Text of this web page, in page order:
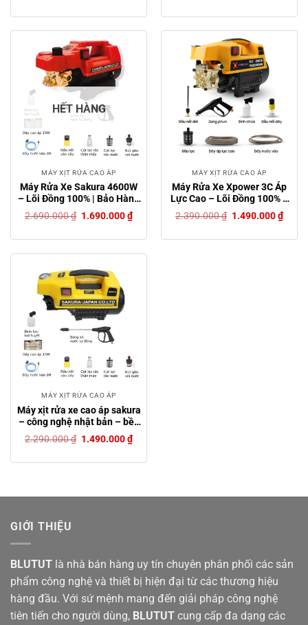
2.490.000 ₫.là:
1.590.000 ₫.
2.490.000 ₫.là:
HẾT HÀNG
MÁY XỊT RỬA CAO ÁP
Máy Rửa Xe Sakura 4600W
– Lõi Đồng 100% | Bảo Hành
12 Tháng | Tặng Kèm Bình
Bọt Tuyết
2.690.000₫ Giá
2.690.000 ₫.
1.690.000₫Giá
hiện
là:
MÁY XỊT RỬA CAO ÁP
Máy Rửa Xe Xpower 3C Áp
Lực Cao – Lõi Đồng 100% –
Máy Rửa Xe Mini Bảo Hành
12 Tháng – Máy Xịt Rửa Gia
2.390.000₫ Giá
2.390.000 ₫.
1.490.000₫Giá
hiện
là:
MÁY XỊT RỬA CAO ÁP
Máy xịt rửa xe cao áp sakura
– công nghệ nhật bản – bền
bỉ, mạnh mẽ, thiết kế chống
hở điện an toàn
2.290.000₫ Giá
2.290.000 ₫.
1.490.000₫Giá
hiện
là:
GIỚI THIỆU
BLUTUT là nhà bán hàng uy tín chuyên phân phối các sản
phẩm công nghệ và thiết bị hiện đại từ các thương hiệu
hàng đầu. Với sứ mệnh mang đến giải pháp công nghệ
tiên tiến cho người dùng, BLUTUT cung cấp đa dạng các